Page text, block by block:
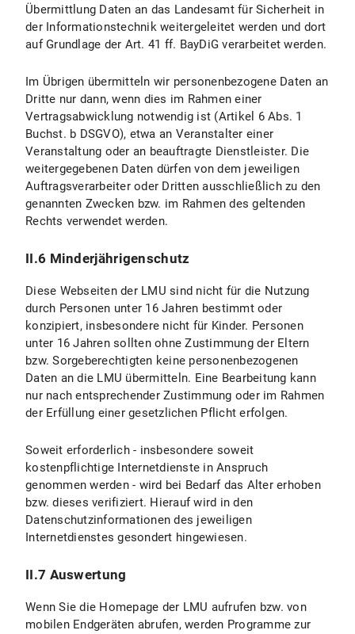
V.3 Dauer der Datenverarbeitung
V.4 Widerspruchs- und Beseitigungsmöglichkeiten?
VI. Fotoveröffentlichung
VI.1 Umfang und Zweck der Datenverarbeitung
VI.2 Rechtsgrundlage der Datenverarbeitung
VI.3 Dauer der Datenverarbeitung
VI.4 Widerspruchs- und Beseitigungsmöglichkeit
C) Geltung der Datenschutzerklärung
D) Datenschutzhinweise für Studierende
E) Stand und Änderungen der Datenschutzerklärung
Übermittlung Daten an das Landesamt für Sicherheit in
der Informationstechnik weitergeleitet werden und dort
auf Grundlage der Art. 41 ff. BayDiG verarbeitet werden.
Im Übrigen übermitteln wir personenbezogene Daten an
Dritte nur dann, wenn dies im Rahmen einer
Vertragsabwicklung notwendig ist (Artikel 6 Abs. 1
Buchst. b DSGVO), etwa an Veranstalter einer
Veranstaltung oder an beauftragte Dienstleister. Die
weitergegebenen Daten dürfen von dem jeweiligen
Auftragsverarbeiter oder Dritten ausschließlich zu den
genannten Zwecken bzw. im Rahmen des geltenden
Rechts verwendet werden.
II.6 Minderjährigenschutz
Diese Webseiten der LMU sind nicht für die Nutzung
durch Personen unter 16 Jahren bestimmt oder
konzipiert, insbesondere nicht für Kinder. Personen
unter 16 Jahren sollten ohne Zustimmung der Eltern
bzw. Sorgeberechtigten keine personenbezogenen
Daten an die LMU übermitteln. Eine Bearbeitung kann
nur nach entsprechender Zustimmung oder im Rahmen
der Erfüllung einer gesetzlichen Pflicht erfolgen.
Soweit erforderlich - insbesondere soweit
kostenpflichtige Internetdienste in Anspruch
genommen werden - wird bei Bedarf das Alter erhoben
bzw. dieses verifiziert. Hierauf wird in den
Datenschutzinformationen des jeweiligen
Internetdienstes gesondert hingewiesen.
II.7 Auswertung
Wenn Sie die Homepage der LMU aufrufen bzw. von
mobilen Endgeräten abrufen, werden Programme zur